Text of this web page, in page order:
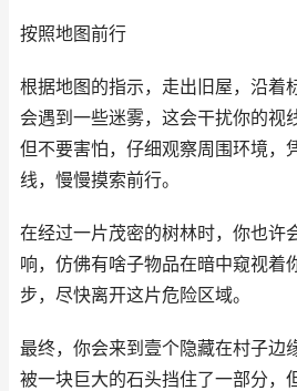
按照地图前行
根据地图的指示，走出旧屋，沿着
会遇到一些迷雾，这会干扰你的视
但不要害怕，仔细观察周围环境，
线，慢慢摸索前行。
在经过一片茂密的树林时，你也许
响，仿佛有啥子物品在暗中窥视着
步，尽快离开这片危险区域。
最终，你会来到壹个隐藏在村子边
被一块巨大的石头挡住了一部分，